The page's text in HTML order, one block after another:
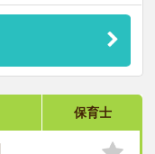
保育士